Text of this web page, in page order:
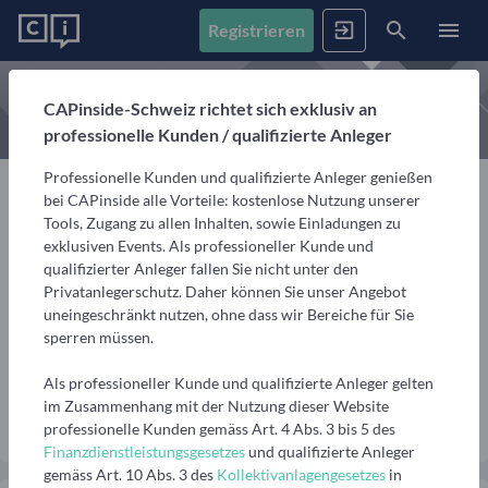
News
Alle Inhalte
Artikel, Podcasts & Videos – Alle Inhalte im Überblick
Gemerkte Inhalte
Artikel, Podcasts und Videos, die Sie sich gemerkt haben
Videos
Community
Podcasts
Audiobeiträge mit spannenden Gästen aus Finanzwelt
und Fondsindustrie
Fonds
1. Fonds finden
Fondssuche
Nutzen Sie die Filter, um aus über 35.000 Fonds die
passenden zu finden
Fondsranking
Lassen Sie sich die besten Fonds aus über 200
Peergroups anzeigen
Die besten Fonds
Firmenprofile
Fondsgesellschaften
Informationen, Beiträge und Produkte unserer Partner-
Vermögensverwalter
Informationen, Beiträge und Produkte/Strategien
unserer Partner-Vermögensverwalter
Events
Übersicht, Anmeldung und weitere Informationen zu
anstehenden Online- und Präsenzveranstaltungen
Vergangene Webinare
Finanzberatung
Registrieren Anmelden
Registrieren
Vermögensverwalter
Michael Schenk
Senior Marketing Manager, Aberdeen Standard
Nachricht senden
CAPinside-Schweiz richtet sich exklusiv an
professionelle Kunden / qualifizierte Anleger
Professionelle Kunden und qualifizierte Anleger genießen
bei CAPinside alle Vorteile: kostenlose Nutzung unserer
Tools, Zugang zu allen Inhalten, sowie Einladungen zu
exklusiven Events. Als professioneller Kunde und
qualifizierter Anleger fallen Sie nicht unter den
Privatanlegerschutz. Daher können Sie unser Angebot
uneingeschränkt nutzen, ohne dass wir Bereiche für Sie
sperren müssen.
Als professioneller Kunde und qualifizierte Anleger gelten
im Zusammenhang mit der Nutzung dieser Website
professionelle Kunden gemäss Art. 4 Abs. 3 bis 5 des
Finanzdienstleistungsgesetzesund qualifizierte Anleger
gemäss Art. 10 Abs. 3 des Kollektivanlagengesetzes in